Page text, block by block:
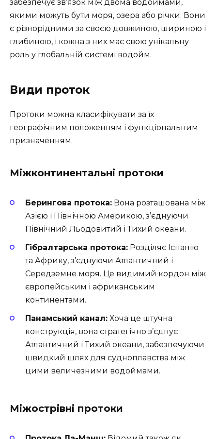
забезпечує зв’язок між двома водоймами,
якими можуть бути моря, озера або річки. Вони
є різнорідними за своєю довжиною, шириною і
глибиною, і кожна з них має свою унікальну
роль у глобальній системі водойм.
Види проток
Протоки можна класифікувати за їх
географічним положенням і функціональним
призначенням.
Міжконтинентальні протоки
Берингова протока: Вона розташована між
Азією і Північною Америкою, з’єднуючи
Північний Льодовитий і Тихий океани.
Гібралтарська протока: Розділяє Іспанію
та Африку, з’єднуючи Атлантичний і
Середземне моря. Це видимий кордон між
європейським і африканським
континентами.
Панамський канал: Хоча це штучна
конструкція, вона стратегічно з’єднує
Атлантичний і Тихий океани, забезпечуючи
швидкий шлях для судноплавства між
цими величезними водоймами.
Міжострівні протоки